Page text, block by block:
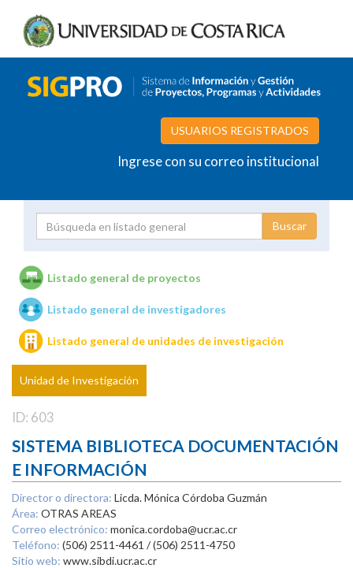
USUARIOS REGISTRADOS
Ingrese con su correo institucional
Unidades de investigación
Listado general de proyectos
Listado general de investigadores
Listado general de unidades de investigación
Unidad de Investigación
ID: 603
SISTEMA BIBLIOTECA DOCUMENTACIÓN
E INFORMACIÓN
Director o directora: Licda. Mónica Córdoba Guzmán
Área: OTRAS AREAS
Correo electrónico: monica.cordoba@ucr.ac.cr
Teléfono: (506) 2511-4461 / (506) 2511-4750
Sitio web: www.sibdi.ucr.ac.cr